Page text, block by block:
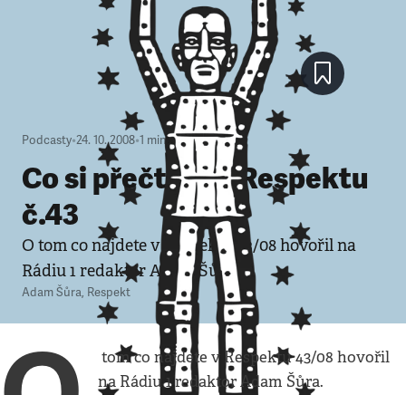
Podcasty•24. 10. 2008•1 minuta
Co si přečtete v Respektu
č.43
O tom co najdete v Respektu 43/08 hovořil na
Rádiu 1 redaktor Adam Šůra.
Adam Šůra, Respekt
tom co najdete v Respektu 43/08 hovořil
na Rádiu 1 redaktor Adam Šůra.